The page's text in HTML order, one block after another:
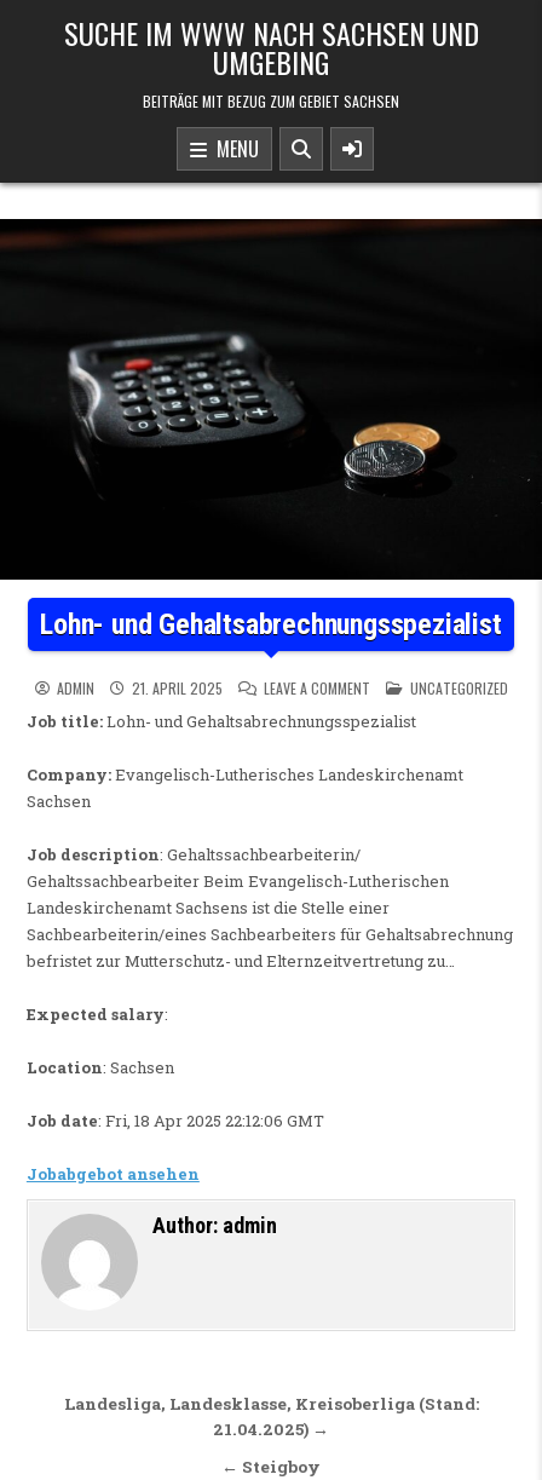
SUCHE IM WWW NACH SACHSEN UND
UMGEBING
BEITRÄGE MIT BEZUG ZUM GEBIET SACHSEN
MENU
Lohn- und Gehaltsabrechnungsspezialist
ADMIN 21. APRIL 2025 LEAVE A COMMENTON LOHN- UND
POSTED IN
UNCATEGORIZED
Job title:Lohn- und Gehaltsabrechnungsspezialist
Company:Evangelisch-Lutherisches Landeskirchenamt
Sachsen
Job description: Gehaltssachbearbeiterin/
Gehaltssachbearbeiter Beim Evangelisch-Lutherischen
Landeskirchenamt Sachsens ist die Stelle einer
Sachbearbeiterin/eines Sachbearbeiters für Gehaltsabrechnung
befristet zur Mutterschutz- und Elternzeitvertretung zu…
Expected salary:
Location: Sachsen
Job date: Fri, 18 Apr 2025 22:12:06 GMT
Jobabgebot ansehen
Author: admin
Beitragsnavigation
Landesliga, Landesklasse, Kreisoberliga (Stand:
21.04.2025) →
← Steigboy